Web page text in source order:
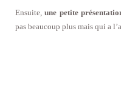
Ensuite,une petite
pas beaucoup plus mais qui a